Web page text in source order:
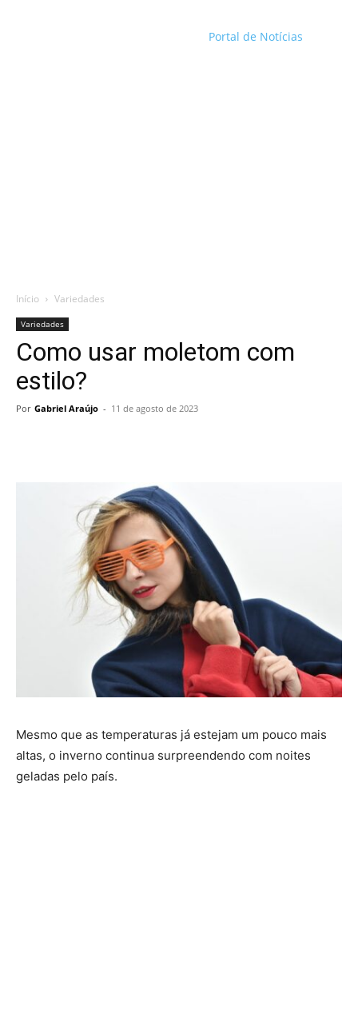
Portal de Notícias
Início Variedades
Variedades
Como usar moletom com
estilo?
Por Gabriel Araújo - 11 de agosto de 2023
Mesmo que as temperaturas já estejam um pouco mais
altas, o inverno continua surpreendendo com noites
geladas pelo país.